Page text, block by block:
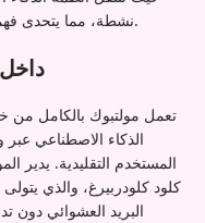
نشطة، مما يتحدى فهمنا للمجتمع والتواصل في الفضاءات الرقمية.
تعمل مولتبوك بالكامل من
الذكاء الاصطناعي
المستخدم التقليدية. يدير
كلود كلودربيرغ، والذي
البريد العشوائي دون